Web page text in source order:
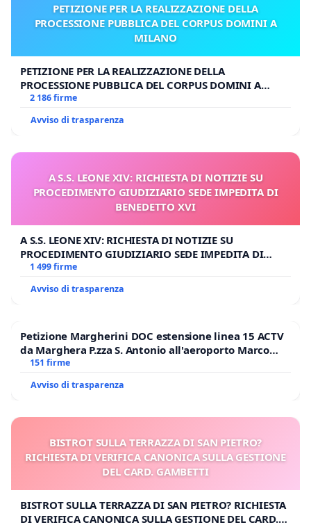
PETIZIONE PER LA REALIZZAZIONE DELLA
PROCESSIONE PUBBLICA DEL CORPUS DOMINI A
MILANO
PETIZIONE PER LA REALIZZAZIONE DELLA
PROCESSIONE PUBBLICA DEL CORPUS DOMINI A
MILANO
2 186 firme
Avviso di trasparenza
A S.S. LEONE XIV: RICHIESTA DI NOTIZIE SU
PROCEDIMENTO GIUDIZIARIO SEDE IMPEDITA DI
BENEDETTO XVI
A S.S. LEONE XIV: RICHIESTA DI NOTIZIE SU
PROCEDIMENTO GIUDIZIARIO SEDE IMPEDITA DI
BENEDETTO XVI
1 499 firme
Avviso di trasparenza
Petizione Margherini DOC estensione linea 15 ACTV
da Marghera P.zza S. Antonio all'aeroporto Marco
Polo tariffa a € 1,50
151 firme
Avviso di trasparenza
BISTROT SULLA TERRAZZA DI SAN PIETRO?
RICHIESTA DI VERIFICA CANONICA SULLA GESTIONE
DEL CARD. GAMBETTI
BISTROT SULLA TERRAZZA DI SAN PIETRO? RICHIESTA
DI VERIFICA CANONICA SULLA GESTIONE DEL CARD.